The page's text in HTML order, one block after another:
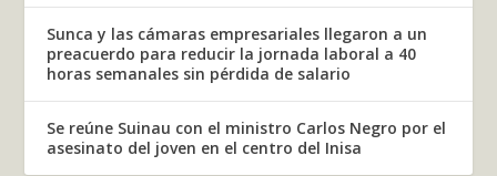
Sunca y las cámaras empresariales llegaron a un
preacuerdo para reducir la jornada laboral a 40
horas semanales sin pérdida de salario
Se reúne Suinau con el ministro Carlos Negro por el
asesinato del joven en el centro del Inisa